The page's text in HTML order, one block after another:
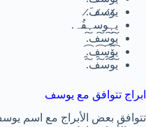
ي̷ۆ̷س̷ف̷َ.
يہوسہفُہ.
ي͠و͠س͠ف͠.
ي̯͡ۆ̯͡س̯͡ف̯͡.
ي͠و͠س͠ف͠.
ابراج تتوافق مع يوسف
تتوافق بعض الأبراج مع اسم